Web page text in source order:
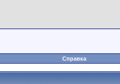
Справка